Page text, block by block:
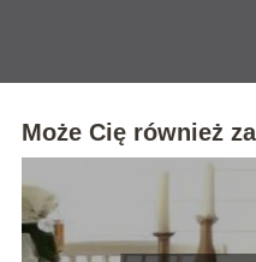
Może Cię również